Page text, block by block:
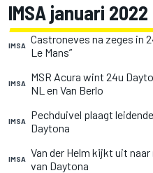
IMSA januari
IMSA
Castroneves na zeges in
Le Mans”
IMSA
MSR Acura wint 24u
NL en Van Berlo
IMSA
Pechduivel plaagt
Daytona
IMSA
Van der Helm kijkt uit
van Daytona